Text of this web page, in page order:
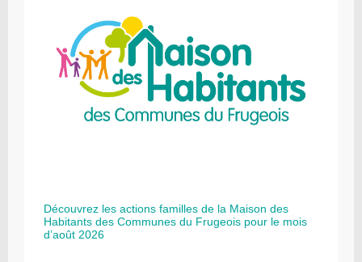
Découvrez les actions familles de la Maison des
Habitants des Communes du Frugeois pour le mois
d’août 2026